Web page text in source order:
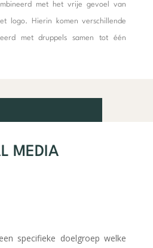
met het vrije gevoel van
logo. Hierin komen verschillende
met druppels samen tot één
MEDIA
specifieke doelgroep welke